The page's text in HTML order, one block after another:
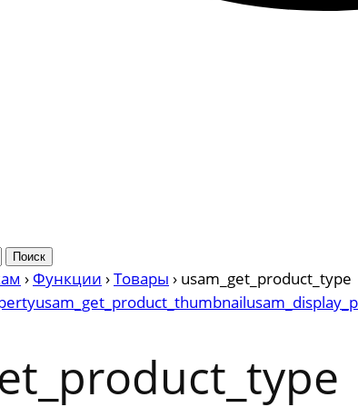
›Функции ›Товары › usam_get_product_type
usam_get_product_thumbnail